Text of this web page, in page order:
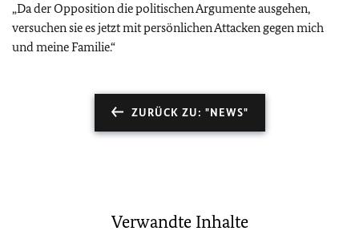
„Da der Opposition die politischen Argumente ausgehen,
versuchen sie es jetzt mit persönlichen Attacken gegen mich
und meine Familie.“
ZURÜCK ZU: "NEWS"
Verwandte Inhalte